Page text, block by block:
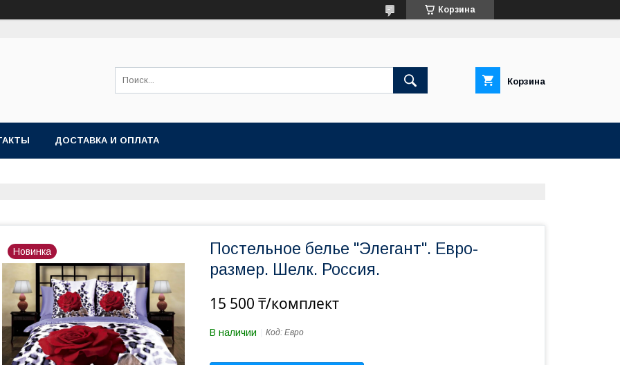
Корзина
Корзина
ДОСТАВКА И ОПЛАТА
Новинка
Постельное белье "Элегант". Евро-
размер. Шелк. Россия.
15 500 ₸/комплект
В наличии Код: Евро